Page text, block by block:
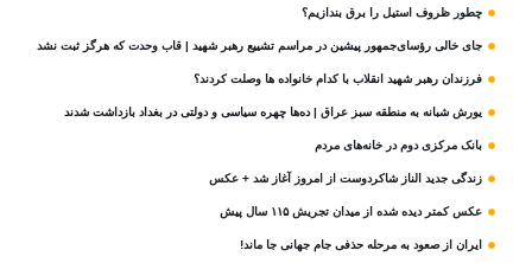
چطور ظروف استیل را برق بندازیم؟
جای خالی رؤسای‌جمهور پیشین در مراسم تشییع رهبر شهید | قاب وحدت که هرگز ثبت نشد
فرزندان رهبر شهید انقلاب با کدام خانواده ها وصلت کردند؟
یورش شبانه به منطقه سبز عراق | ده‌ها چهره سیاسی و دولتی در بغداد بازداشت شدند
بانک مرکزی دوم در خانه‌های مردم
زندگی جدید الناز شاکردوست از امروز آغاز شد + عکس
عکس کمتر دیده شده از میدان تجریش ۱۱۵ سال پیش
ایران از صعود به مرحله حذفی جام جهانی جا ماند!